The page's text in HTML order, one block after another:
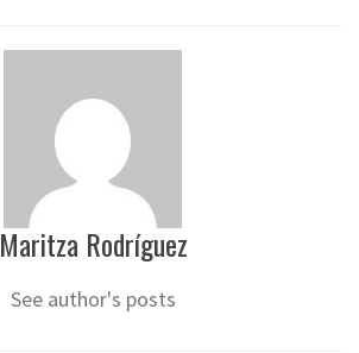
Maritza Rodríguez
See author's posts